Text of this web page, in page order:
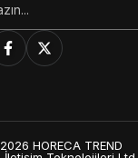
HORECA TREND